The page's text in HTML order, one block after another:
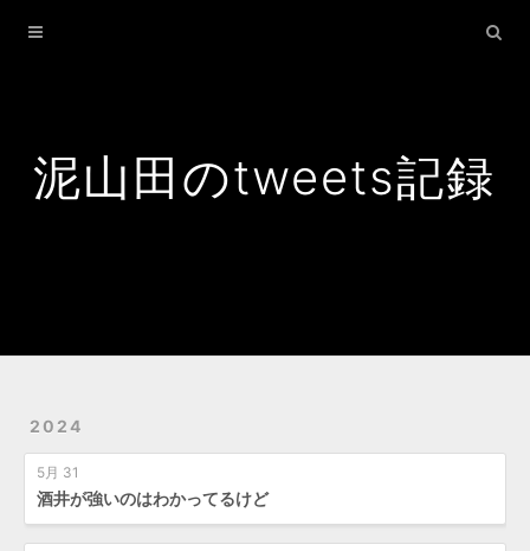
泥山田のtweets記録
2024
5月 31
酒井が強いのはわかってるけど
Home